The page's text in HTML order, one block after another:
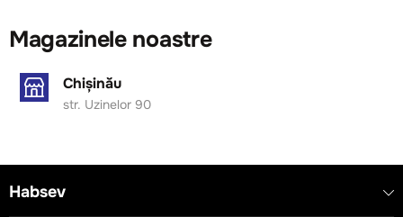
Caracteristici tehnice:
- 3x2,5 mm²
- Diametru: 9.87 mm
- Rezistență: 7.98 Ω/km
- Capacitate de transport a curentului în aer: 25 A
- Structura conductorului: Fine Stranded Copper (Class
5)
Magazinele noastre
Chișinău
str. Uzinelor 90
Habsev